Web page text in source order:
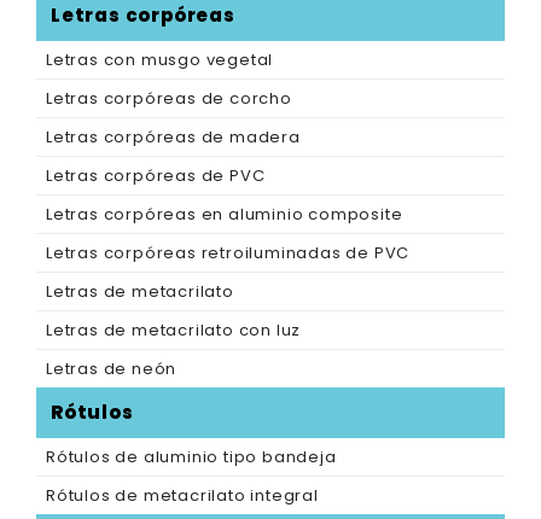
Letras corpóreas
Letras con musgo vegetal
Letras corpóreas de corcho
Letras corpóreas de madera
Letras corpóreas de PVC
Letras corpóreas en aluminio composite
Letras corpóreas retroiluminadas de PVC
Letras de metacrilato
Letras de metacrilato con luz
Letras de neón
Rótulos
Rótulos de aluminio tipo bandeja
Rótulos de metacrilato integral